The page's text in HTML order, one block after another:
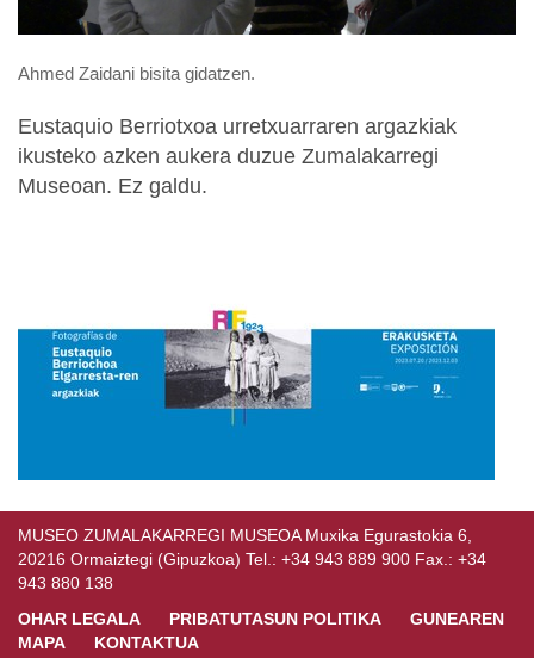
Ahmed Zaidani bisita gidatzen.
Eustaquio Berriotxoa urretxuarraren argazkiak
ikusteko azken aukera duzue Zumalakarregi
Museoan. Ez galdu.
MUSEO ZUMALAKARREGI MUSEOA Muxika Egurastokia 6,
20216 Ormaiztegi (Gipuzkoa) Tel.: +34 943 889 900 Fax.: +34
943 880 138
OHAR LEGALA
PRIBATUTASUN POLITIKA
GUNEAREN
MAPA
KONTAKTUA